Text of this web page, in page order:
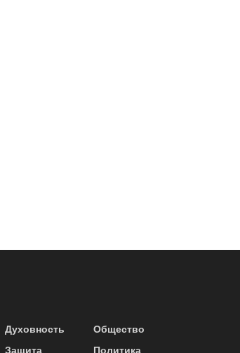
Духовность
Защита
Общество
Политика